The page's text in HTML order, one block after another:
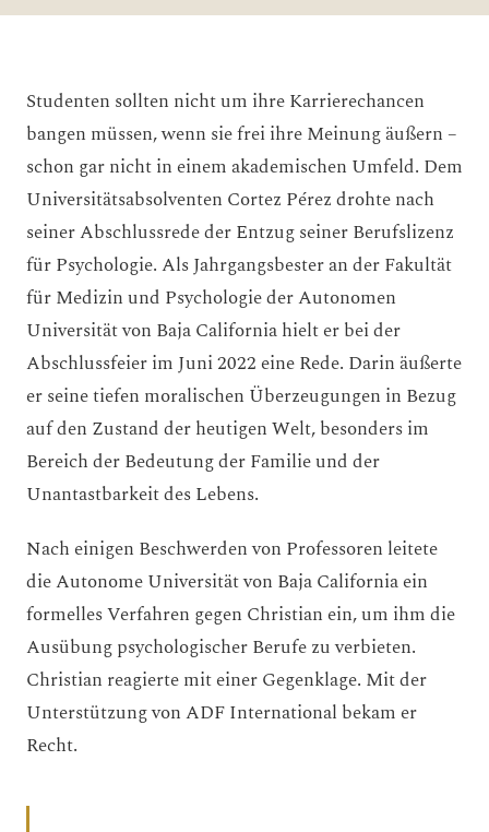
Studenten sollten nicht um ihre Karrierechancen
bangen müssen, wenn sie frei ihre Meinung äußern –
schon gar nicht in einem akademischen Umfeld. Dem
Universitätsabsolventen Cortez Pérez drohte nach
seiner Abschlussrede der Entzug seiner Berufslizenz
für Psychologie. Als Jahrgangsbester an der Fakultät
für Medizin und Psychologie der Autonomen
Universität von Baja California hielt er bei der
Abschlussfeier im Juni 2022 eine Rede. Darin äußerte
er seine tiefen moralischen Überzeugungen in Bezug
auf den Zustand der heutigen Welt, besonders im
Bereich der Bedeutung der Familie und der
Unantastbarkeit des Lebens.
Nach einigen Beschwerden von Professoren leitete
die Autonome Universität von Baja California ein
formelles Verfahren gegen Christian ein, um ihm die
Ausübung psychologischer Berufe zu verbieten.
Christian reagierte mit einer Gegenklage. Mit der
Unterstützung von ADF International bekam er
Recht.